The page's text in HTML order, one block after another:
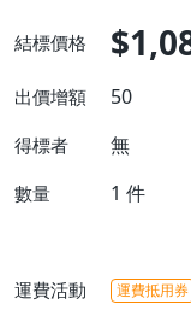
結標價格
出價增額 50
得標者 無
數量 1 件
運費活動 運費抵用券